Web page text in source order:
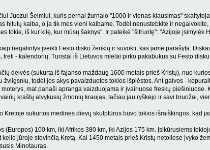
Juozui Šeimiui, kuris pernai žurnalo "1000 ir vienas klausimas"
hitutų kalba, o ja tik mes vieni kalbame. Todėl nenustebkite ir
tokie, iš kur kilę, kur mūsų šaknys". Ir pateikė "šifruotę": "Azijoje įsimylėk
negalintys įveikti Festo disko ženklų ir suvokti, kas jame parašyta.
- kalendorių. Turistai iš Lietuvos mielai pirko pakabukus su Festo
deivės (sukurta iš fajanso maždaug 1600 metais prieš Kristų), nuo
žvilgsniu, todėl jos akys pavaizduotos tokios išplėstos. Ant galvos -
mat panaši apranga vaizduojama ir įvairiuose freskų
kraštų atvykusių žmonių kraujas, tačiau jau ryškėjo ir savi bruožai,
Kretoje sukurtos medinės dievų skulptūros buvo tokios išraiškingos, kad
(Europos) 100 km, iki Afrikos 380 km, iki Azijos 175 km. Įsikūrusiems
kelio jūroje stovinčią Kretą. Kai 1450 metais prieš Kristų netoliese įvyko
Minotauras.